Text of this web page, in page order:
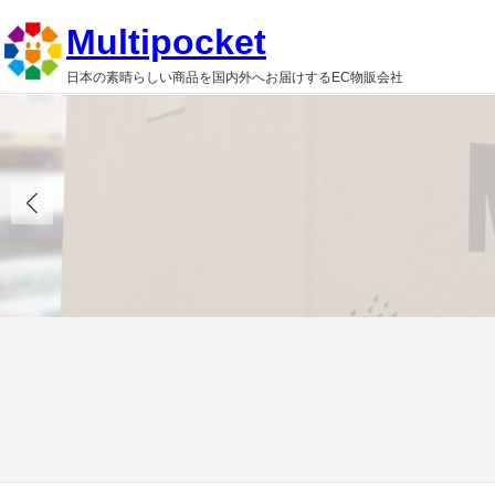
内
容
を
キ
ッ
Multipocket
日本の素晴らしい商品を国内外へお届けするEC物販会社